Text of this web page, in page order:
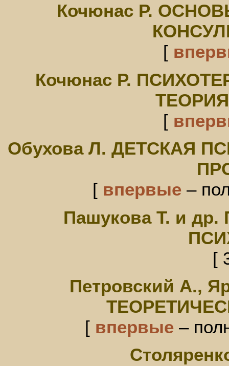
Кочюнас Р.
[
Кочюнас Р.
[
Обухова Л. ДЕТСКАЯ
[ впервые–
Пашукова Т. и
[
Петровский А.,
[ впервые –